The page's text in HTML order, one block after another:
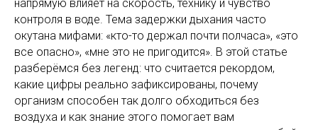
напрямую влияет на скорость, технику и чувство
контроля в воде. Тема задержки дыхания часто
окутана мифами: «кто-то держал почти полчаса», «это
все опасно», «мне это не пригодится». В этой статье
разберёмся без легенд: что считается рекордом,
какие цифры реально зафиксированы, почему
организм способен так долго обходиться без
воздуха и как знание этого помогает вам